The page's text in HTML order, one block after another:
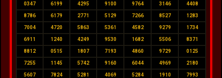
0347 6199 4295 9100 9764 3146 4408
8786 6179 2771 5129 7266 8527 1283
7004 4720 5863 5361 4582 9279 1734
6911 1240 4249 9530 1682 5506 8371
8812 0515 1807 7193 4860 9729 0125
7255 1145 5742 9160 6044 4969 2180
5607 7824 5281 4069 5284 1910 7993